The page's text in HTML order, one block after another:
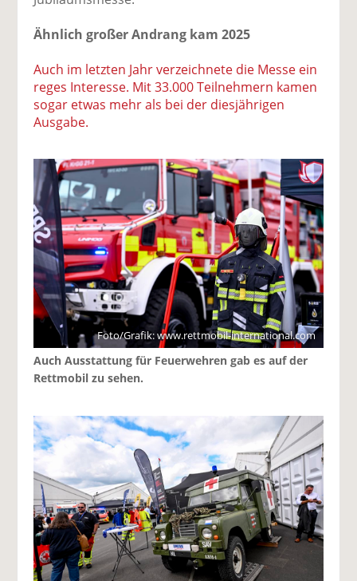
Ähnlich großer Andrang kam 2025
Auch im letzten Jahr verzeichnete die Messe ein
reges Interesse. Mit 33.000 Teilnehmern kamen
sogar etwas mehr als bei der diesjährigen
Ausgabe.
Foto/Grafik: www.rettmobil-international.com
Auch Ausstattung für Feuerwehren gab es auf der
Rettmobil zu sehen.